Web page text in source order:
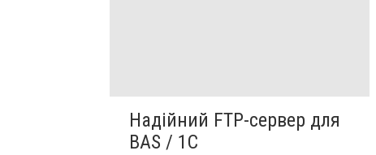
Надійний FTP-сервер для
BAS / 1C